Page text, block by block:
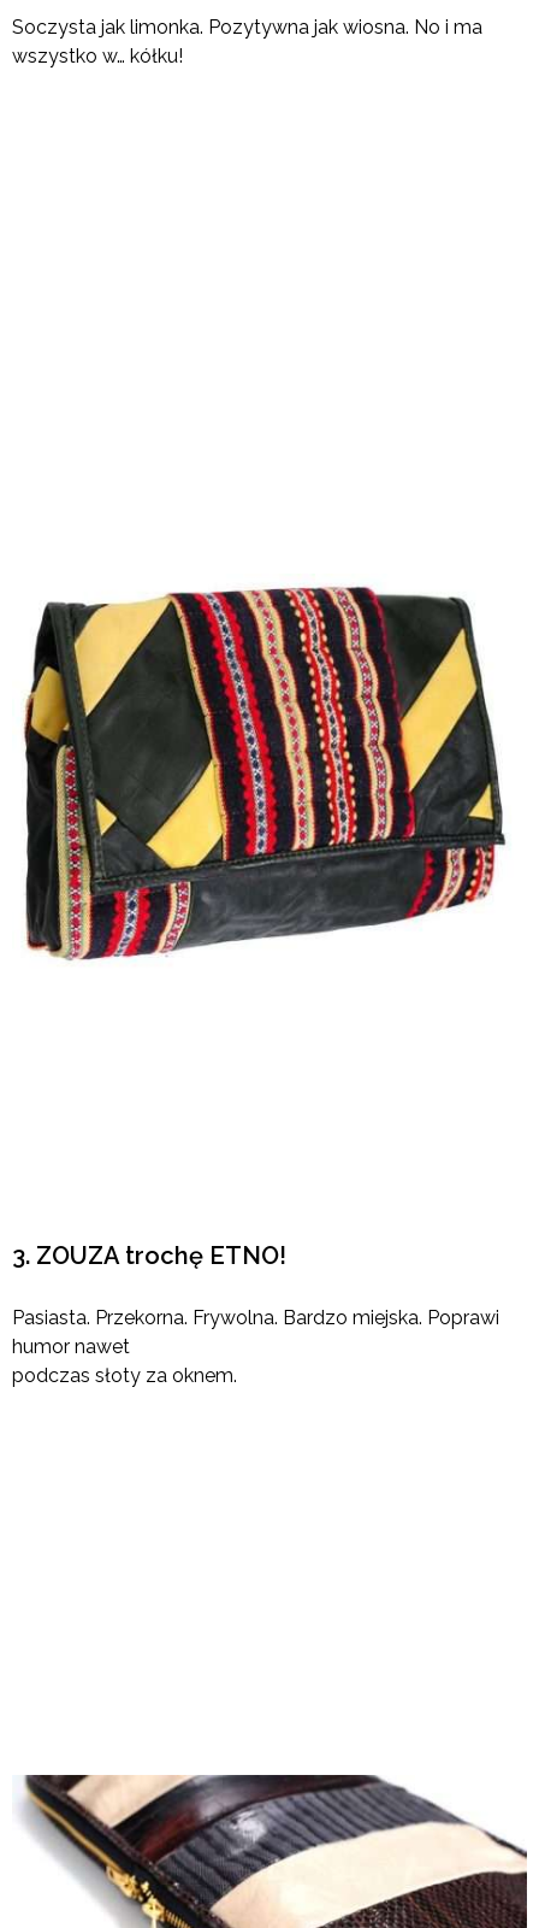
Soczysta jak limonka. Pozytywna jak wiosna. No i ma
wszystko w… kółku!
3. ZOUZA trochę ETNO!
Pasiasta. Przekorna. Frywolna. Bardzo miejska. Poprawi
humor nawet
podczas słoty za oknem.